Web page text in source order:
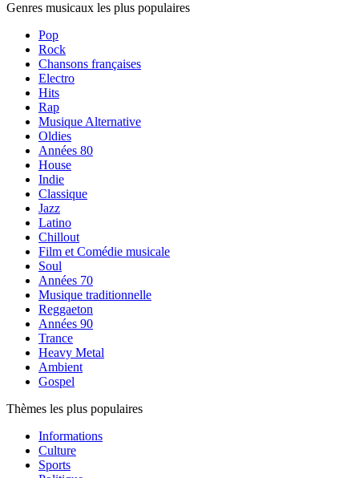
Genres musicaux les plus populaires
Pop
Rock
Chansons françaises
Electro
Hits
Rap
Musique Alternative
Oldies
Années 80
House
Indie
Classique
Jazz
Latino
Chillout
Film et Comédie musicale
Soul
Années 70
Musique traditionnelle
Reggaeton
Années 90
Trance
Heavy Metal
Ambient
Gospel
Thèmes les plus populaires
Informations
Culture
Sports